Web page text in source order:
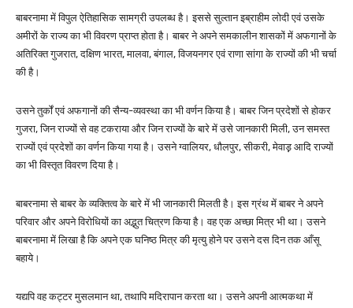
बाबरनामा में विपुल ऐतिहासिक सामग्री उपलब्ध है। इससे सुल्तान इब्राहीम लोदी एवं उसके
अमीरों के राज्य का भी विवरण प्राप्त होता है। बाबर ने अपने समकालीन शासकों में अफगानों के
अतिरिक्त गुजरात, दक्षिण भारत, मालवा, बंगाल, विजयनगर एवं राणा सांगा के राज्यों की भी चर्चा
की है।
उसने तुर्कों एवं अफगानों की सैन्य-व्यवस्था का भी वर्णन किया है। बाबर जिन प्रदेशों से होकर
गुजरा, जिन राज्यों से वह टकराया और जिन राज्यों के बारे में उसे जानकारी मिली, उन समस्त
राज्यों एवं प्रदेशों का वर्णन किया गया है। उसने ग्वालियर, धौलपुर, सीकरी, मेवाड़़ आदि राज्यों
का भी विस्तृत विवरण दिया है।
बाबरनामा से बाबर के व्यक्तित्व के बारे में भी जानकारी मिलती है। इस ग्रंथ में बाबर ने अपने
परिवार और अपने विरोधियों का अद्भुत चित्रण किया है। वह एक अच्छा मित्र भी था। उसने
बाबरनामा में लिखा है कि अपने एक घनिष्ठ मित्र की मृत्यु होने पर उसने दस दिन तक आँसू
बहाये।
यद्यपि वह कट्टर मुसलमान था, तथापि मदिरापान करता था। उसने अपनी आत्मकथा में